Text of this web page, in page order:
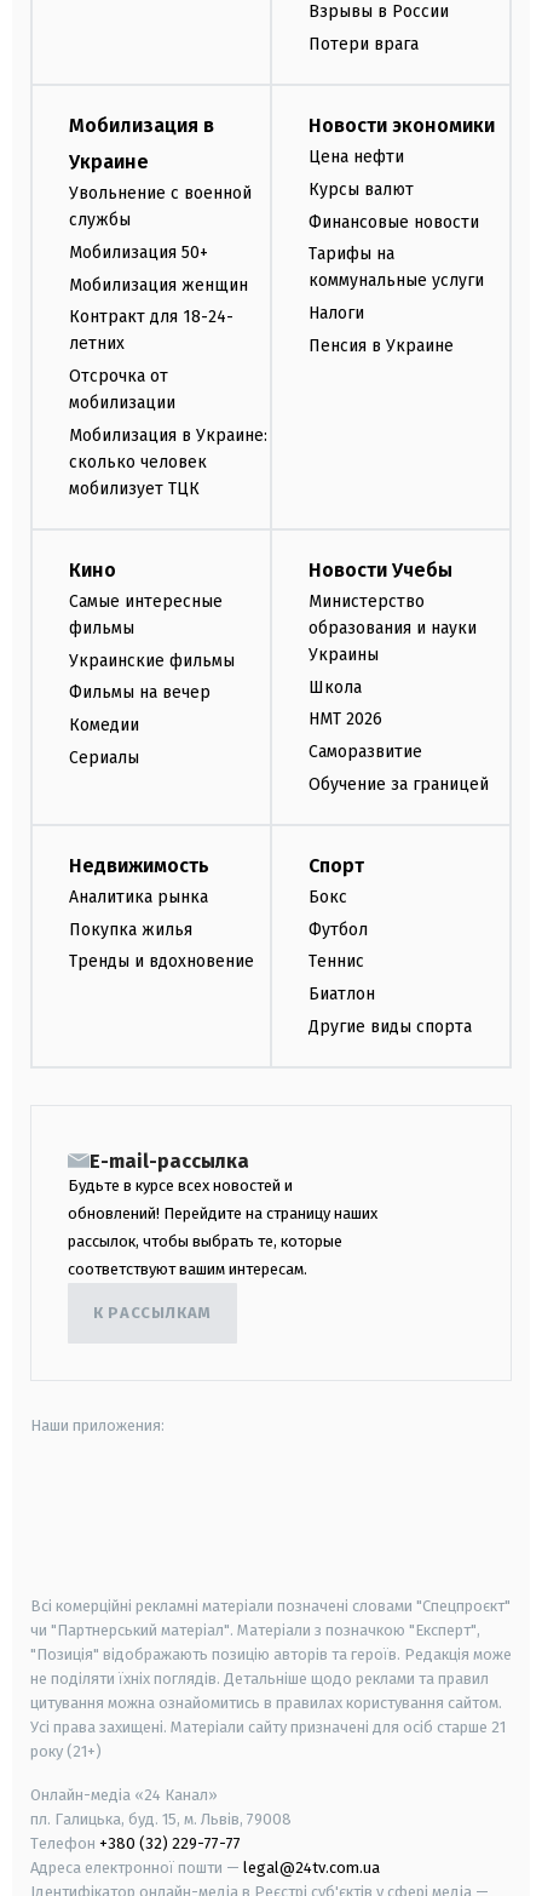
Взрывы в России
Потери врага
Мобилизация в
Украине
Увольнение с военной
службы
Мобилизация 50+
Мобилизация женщин
Контракт для 18-24-
летних
Отсрочка от
мобилизации
Мобилизация в Украине:
сколько человек
мобилизует ТЦК
Новости экономики
Цена нефти
Курсы валют
Финансовые новости
Тарифы на
коммунальные услуги
Налоги
Пенсия в Украине
Кино
Самые интересные
фильмы
Украинские фильмы
Фильмы на вечер
Комедии
Сериалы
Новости Учебы
Министерство
образования и науки
Украины
Школа
НМТ 2026
Саморазвитие
Обучение за границей
Недвижимость
Аналитика рынка
Покупка жилья
Тренды и вдохновение
Спорт
Бокс
Футбол
Теннис
Биатлон
Другие виды спорта
E-mail-рассылка
Будьте в курсе всех новостей и
обновлений! Перейдите на страницу наших
рассылок, чтобы выбрать те, которые
соответствуют вашим интересам.
К РАССЫЛКАМ
Наши приложения:
Всі комерційні рекламні матеріали позначені словами "Спецпроєкт"
чи "Партнерський матеріал". Матеріали з позначкою "Експерт",
"Позиція" відображають позицію авторів та героїв. Редакція може
не поділяти їхніх поглядів. Детальніше щодо реклами та правил
цитування можна ознайомитись в правилах користування сайтом.
Усі права захищені. Матеріали сайту призначені для осіб старше 21
року (21+)
Онлайн-медіа «24 Канал»
пл. Галицька, буд. 15, м. Львів, 79008
Телефон +380 (32) 229-77-77
Адреса електронної пошти — legal@24tv.com.ua
Ідентифікатор онлайн-медіа в Реєстрі суб'єктів у сфері медіа —